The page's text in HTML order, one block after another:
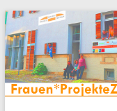
Zum
Inhalt
springen